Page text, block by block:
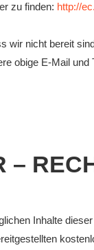
zu finden: http://
wir nicht bereit
obige E-Mail und
–
Inhalte